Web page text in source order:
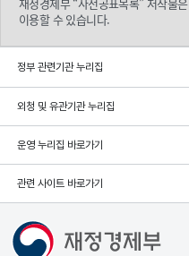
재정경제부 “사전공표목록” 저작물은
이용할 수 있습니다.
정부 관련기관 누리집
외청 및 유관기관 누리집
운영 누리집 바로가기
관련 사이트 바로가기